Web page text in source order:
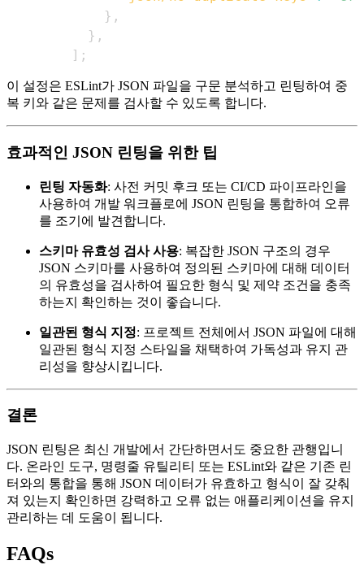
} ,
} ,
] ;
이 설정은 ESLint가 JSON 파일을 구문 분석하고 린팅하여 중
복 키와 같은 문제를 검사할 수 있도록 합니다.
효과적인 JSON 린팅을 위한 팁
린팅 자동화: 사전 커밋 후크 또는 CI/CD 파이프라인을
사용하여 개발 워크플로에 JSON 린팅을 통합하여 오류
를 조기에 발견합니다.
스키마 유효성 검사 사용: 복잡한 JSON 구조의 경우
JSON 스키마를 사용하여 정의된 스키마에 대해 데이터
의 유효성을 검사하여 필요한 형식 및 제약 조건을 충족
하는지 확인하는 것이 좋습니다.
일관된 형식 지정: 프로젝트 전체에서 JSON 파일에 대해
일관된 형식 지정 스타일을 채택하여 가독성과 유지 관
리성을 향상시킵니다.
결론
JSON 린팅은 최신 개발에서 간단하면서도 중요한 관행입니
다. 온라인 도구, 명령줄 유틸리티 또는 ESLint와 같은 기존 린
터와의 통합을 통해 JSON 데이터가 유효하고 형식이 잘 갖춰
져 있는지 확인하면 강력하고 오류 없는 애플리케이션을 유지
관리하는 데 도움이 됩니다.
FAQs